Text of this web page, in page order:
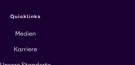
Quicklinks
Medien
Karriere